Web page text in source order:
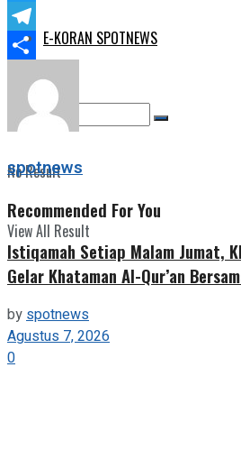
E-KORAN SPOTNEWS
No Result
View All Result
Twitter
Telegram
Share
spotnews
Recommended For You
Istiqamah Setiap Malam Jumat,
Gelar Khataman Al-Qur’an
byspotnews
Agustus 7, 2026
0